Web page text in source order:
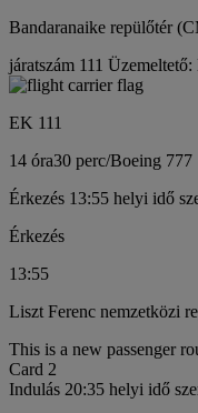
Bandaranaike repülőtér
járatszám 111
EK 111
14 óra30 perc/Boeing 777
Érkezés 13:55 helyi idő
Érkezés
13:55
Liszt Ferenc nemzetközi
This is a new passenger
Card 2
Indulás 20:35 helyi idő